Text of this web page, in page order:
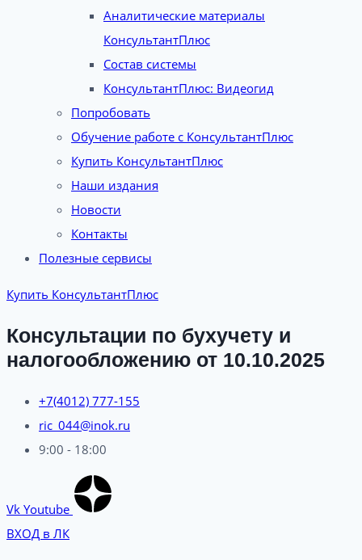
Аналитические материалы
КонсультантПлюс
Состав системы
КонсультантПлюс: Видеогид
Попробовать
Обучение работе с КонсультантПлюс
Купить КонсультантПлюс
Наши издания
Новости
Контакты
Полезные сервисы
Купить КонсультантПлюс
Консультации по бухучету и
налогообложению от 10.10.2025
+7(4012) 777-155
ric_044@inok.ru
9:00 - 18:00
Vk Youtube
ВХОД в ЛК